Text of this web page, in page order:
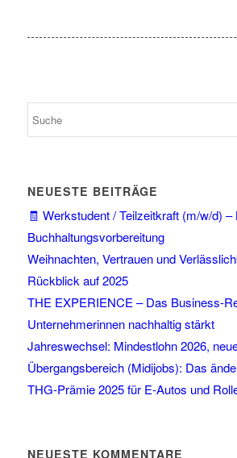
NEUESTE BEITRÄGE
🧾 Werkstudent / Teilzeitkraft (m/w/d) –
Buchhaltungsvorbereitung
Weihnachten, Vertrauen und
Rückblick auf 2025
THE EXPERIENCE – Das Business-
Unternehmerinnen nachhaltig stärkt
Jahreswechsel: Mindestlohn 2026,
Übergangsbereich (Midijobs): Das
THG-Prämie 2025 für E-Autos und
NEUESTE KOMMENTARE